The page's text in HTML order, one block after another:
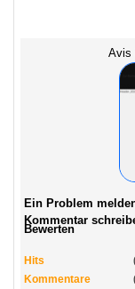
Avis
Ein Problem
Kommentar
Bewerten
Hits
Kommentare